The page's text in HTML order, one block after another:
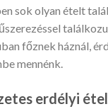
sok olyan ételt
főznek háznál,
mennénk.
erdélyi